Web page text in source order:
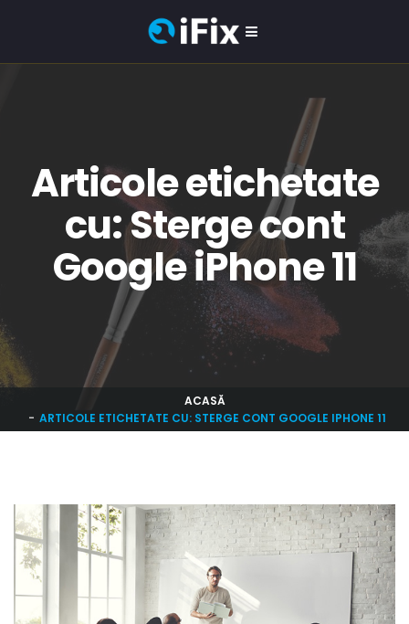
Articole etichetate
cu: Sterge cont
Google iPhone 11
ACASĂ
ARTICOLE ETICHETATE CU: STERGE CONT GOOGLE IPHONE 11